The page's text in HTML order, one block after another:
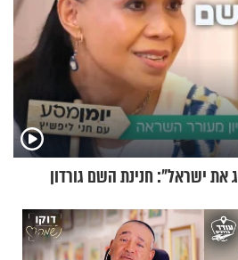
ישראל": חנינת השם גורדון